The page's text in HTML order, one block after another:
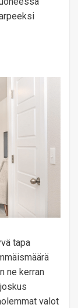
tapa
ne kerran
valot